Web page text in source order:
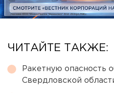
ЧИТАЙТЕ ТАКЖЕ:
Ракетную опасность
Свердловской